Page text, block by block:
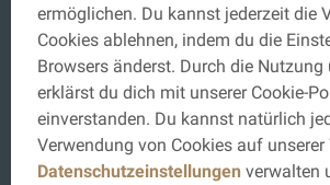
Menge
IN DEN
Diese Produkte könnten dich
ermöglichen. Du kannst jederzeit die
Cookies ablehnen, indem du die
Browsers änderst. Durch die Nutzung
erklärst du dich mit unserer Cookie-
einverstanden. Du kannst natürlich
Verwendung von Cookies auf unserer
Datenschutzeinstellungen verwalten